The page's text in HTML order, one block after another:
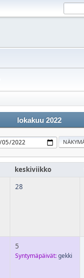
lokakuu 2022
keskiviikko
28
5
Syntymäpäivät: gekki